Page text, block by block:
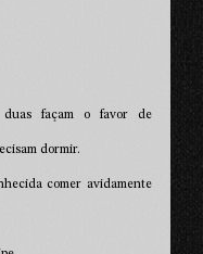
façam o favor de
dormir.
comer avidamente